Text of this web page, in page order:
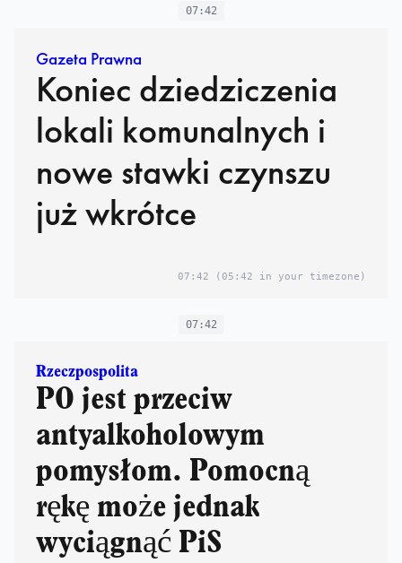
07:42
Gazeta Prawna
Koniec dziedziczenia
lokali komunalnych i
nowe stawki czynszu
już wkrótce
07:42 (05:42 in your timezone)
07:42
Rzeczpospolita
PO jest przeciw
antyalkoholowym
pomysłom. Pomocną
rękę może jednak
wyciągnąć PiS